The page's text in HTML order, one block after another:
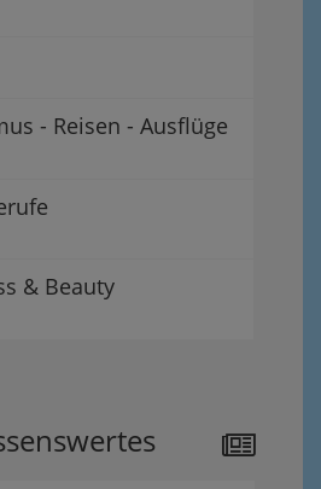
- Reisen - Ausflüge
& Beauty